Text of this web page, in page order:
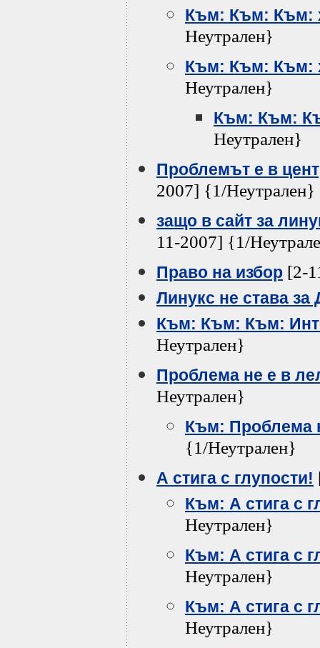
Към: Към: Към:
Неутрален}
Към: Към: Към:
Неутрален}
Към: Към:
Неутрален}
Проблемът е в
2007] {1/Неутрален}
защо в сайт за
11-2007] {1/
Право на избор [2-
Линукс не става за
Към: Към: Към:
Неутрален}
Проблема не е в
Неутрален}
Към: Проблема
{1/Неутрален}
А стига с глупости!
Към: А стига с
Неутрален}
Към: А стига с
Неутрален}
Към: А стига с
Неутрален}